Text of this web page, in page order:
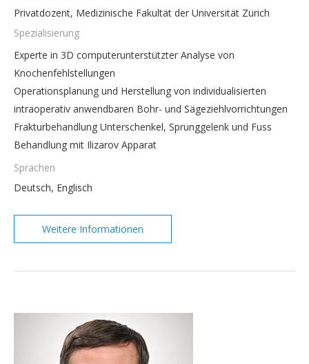
Privatdozent, Medizinische Fakultät der Universität Zürich
Spezialisierung
Experte in 3D computerunterstützter Analyse von
Knochenfehlstellungen
Operationsplanung und Herstellung von individualisierten
intraoperativ anwendbaren Bohr- und Sägeziehlvorrichtungen
Frakturbehandlung Unterschenkel, Sprunggelenk und Fuss
Behandlung mit Ilizarov Apparat
Sprachen
Deutsch, Englisch
Weitere Informationen